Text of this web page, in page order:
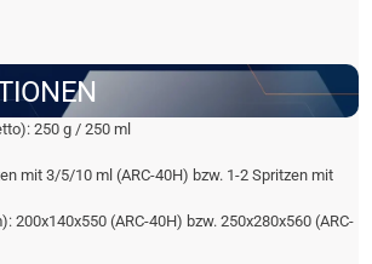
250 g / 250 ml
mit 3/5/10 ml (ARC-40H) bzw. 1-2 Spritzen mit
200x140x550 (ARC-40H) bzw. 250x280x560 (ARC-